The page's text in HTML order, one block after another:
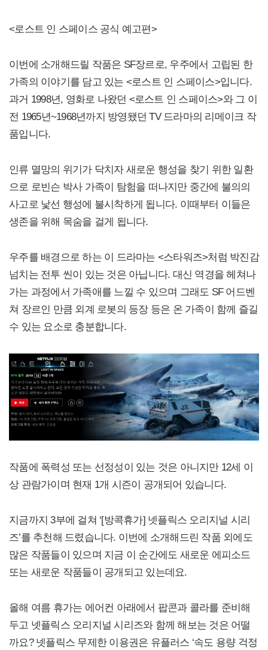
<로스트 인 스페이스 공식 예고편>
이번에 소개해드릴 작품은 SF장르로, 우주에서 고립된 한
가족의 이야기를 담고 있는 <로스트 인 스페이스>입니다.
과거 1998년, 영화로 나왔던 <로스트 인 스페이스>와 그 이
전 1965년~1968년까지 방영됐던 TV 드라마의 리메이크 작
품입니다.
인류 멸망의 위기가 닥치자 새로운 행성을 찾기 위한 일환
으로 로빈슨 박사 가족이 탐험을 떠나지만 중간에 불의의
사고로 낯선 행성에 불시착하게 됩니다. 이때부터 이들은
생존을 위해 목숨을 걸게 됩니다.
우주를 배경으로 하는 이 드라마는 <스타워즈>처럼 박진감
넘치는 전투 씬이 있는 것은 아닙니다. 대신 역경을 헤쳐나
가는 과정에서 가족애를 느낄 수 있으며 그래도 SF 어드벤
쳐 장르인 만큼 외계 로봇의 등장 등은 온 가족이 함께 즐길
수 있는 요소로 충분합니다.
작품에 폭력성 또는 선정성이 있는 것은 아니지만 12세 이
상 관람가이며 현재 1개 시즌이 공개되어 있습니다.
지금까지 3부에 걸쳐 ‘[방콕휴가] 넷플릭스 오리지널 시리
즈’를 추천해 드렸습니다. 이번에 소개해드린 작품 외에도
많은 작품들이 있으며 지금 이 순간에도 새로운 에피소드
또는 새로운 작품들이 공개되고 있는데요.
올해 여름 휴가는 에어컨 아래에서 팝콘과 콜라를 준비해
두고 넷플릭스 오리지널 시리즈와 함께 해보는 것은 어떨
까요? 넷플릭스 무제한 이용권은 유플러스 ‘속도 용량 걱정